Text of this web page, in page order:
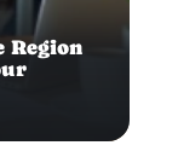
Region